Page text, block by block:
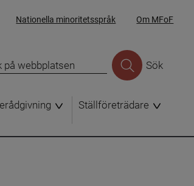
Nationella minoritetsspråk Om MFoF
Sök
Ställföreträdare